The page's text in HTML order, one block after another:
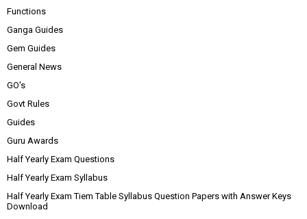
Functions
Ganga Guides
Gem Guides
General News
GO's
Govt Rules
Guides
Guru Awards
Half Yearly Exam Questions
Half Yearly Exam Syllabus
Half Yearly Exam Tiem Table Syllabus Question Papers with Answer Keys
Download